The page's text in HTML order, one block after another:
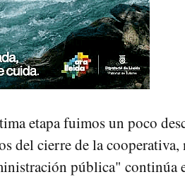
etapa fuimos un poco
del cierre de la cooperativa,
pública" continúa